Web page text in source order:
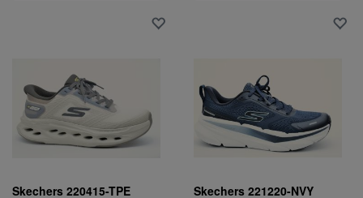
Skechers 220415-TPE
Skechers 221220-NVY